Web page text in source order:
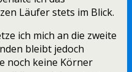
Läufer stets im Blick.
ich mich an die zweite
bleibt jedoch
noch keine Körner